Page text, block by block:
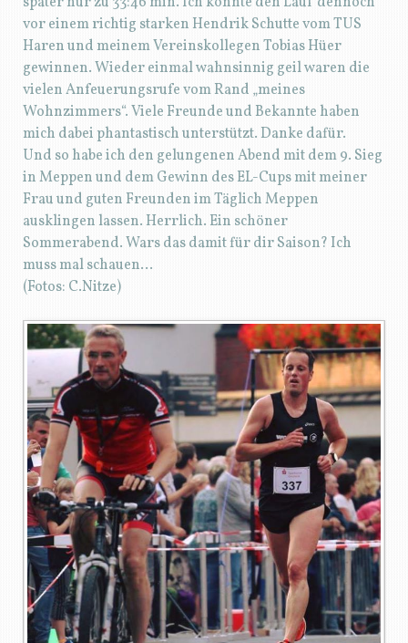
vor einem richtig starken Hendrik Schutte vom TUS
Haren und meinem Vereinskollegen Tobias Hüer
gewinnen. Wieder einmal wahnsinnig geil waren die
vielen Anfeuerungsrufe vom Rand „meines
Wohnzimmers“. Viele Freunde und Bekannte haben
mich dabei phantastisch unterstützt. Danke dafür.
Und so habe ich den gelungenen Abend mit dem 9. Sieg
in Meppen und dem Gewinn des EL-Cups mit meiner
Frau und guten Freunden im Täglich Meppen
ausklingen lassen. Herrlich. Ein schöner
Sommerabend. Wars das damit für dir Saison? Ich
muss mal schauen…
(Fotos: C.Nitze)